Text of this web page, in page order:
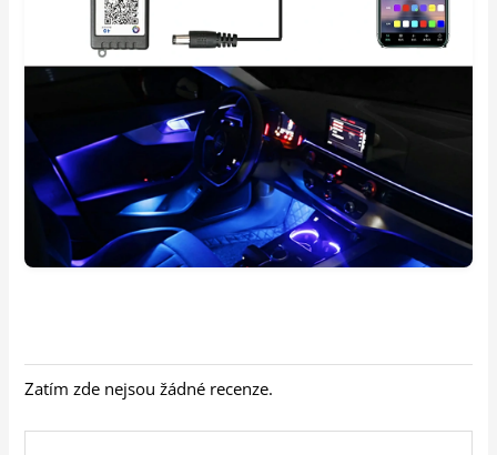
Zatím zde nejsou žádné recenze.